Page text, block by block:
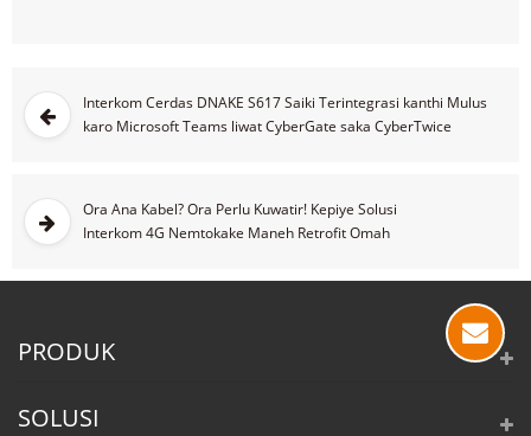
Interkom Cerdas DNAKE S617 Saiki Terintegrasi kanthi Mulus
karo Microsoft Teams liwat CyberGate saka CyberTwice
Ora Ana Kabel? Ora Perlu Kuwatir! Kepiye Solusi
Interkom 4G Nemtokake Maneh Retrofit Omah
PRODUK
SOLUSI